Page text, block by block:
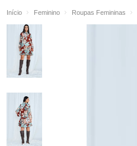
Início Feminino Roupas Femininas